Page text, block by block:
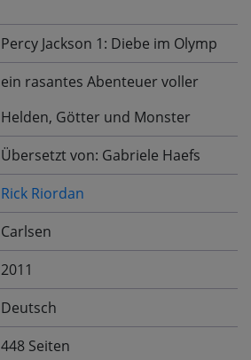
Percy Jackson 1: Diebe im Olymp
ein rasantes Abenteuer voller
Helden, Götter und Monster
Übersetzt von: Gabriele Haefs
Rick Riordan
Carlsen
2011
Deutsch
448 Seiten